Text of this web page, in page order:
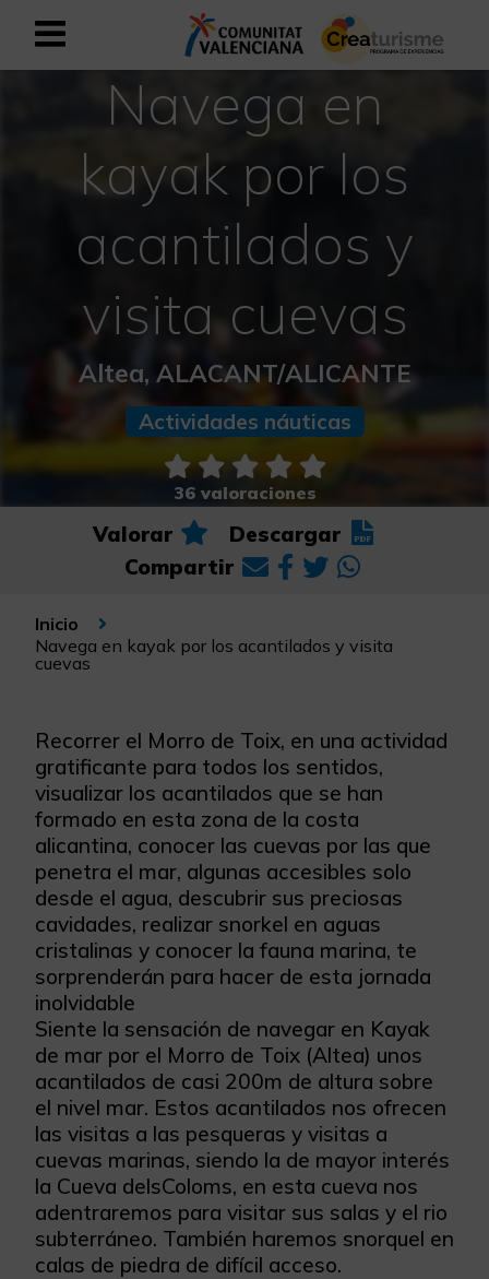
Registrarse como usuario
Registro empresarial
Español
Mediterráneo Activo-Deportivo
Mediterráneo Cultural
Mediterráneo Natural-Rural
Experiencias en otoño
Experiencias Semana Santa
Navega en
kayak por los
acantilados y
visita cuevas
Altea, ALACANT/ALICANTE
Actividades náuticas
36 valoraciones
Valorar
Descargar
Compartir
Inicio
Navega en kayak por los acantilados y visita
cuevas
Recorrer el Morro de Toix, en una actividad
gratificante para todos los sentidos,
visualizar los acantilados que se han
formado en esta zona de la costa
alicantina, conocer las cuevas por las que
penetra el mar, algunas accesibles solo
desde el agua, descubrir sus preciosas
cavidades, realizar snorkel en aguas
cristalinas y conocer la fauna marina, te
sorprenderán para hacer de esta jornada
inolvidable
Siente la sensación de navegar en Kayak
de mar por el Morro de Toix (Altea) unos
acantilados de casi 200m de altura sobre
el nivel mar. Estos acantilados nos ofrecen
las visitas a las pesqueras y visitas a
cuevas marinas, siendo la de mayor interés
la Cueva delsColoms, en esta cueva nos
adentraremos para visitar sus salas y el rio
subterráneo. También haremos snorquel en
calas de piedra de difícil acceso.